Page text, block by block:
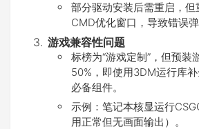
部分驱动安装后需重启，
CMD优化窗口，导致错误
游戏兼容性问题
标榜为“游戏定制”，但预装
50%，即使用3DM运行库
必备组件。
示例：笔记本核显运行
用正常但无画面输出）。